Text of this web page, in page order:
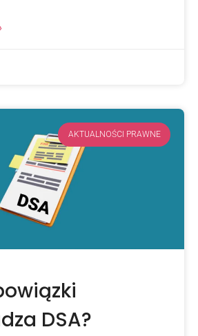
AKTUALNOŚCI PRAWNE
DSA?